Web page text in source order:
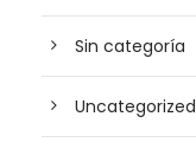
Sin categoría
Uncategorized